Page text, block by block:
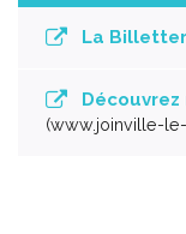
La
www.joinville-